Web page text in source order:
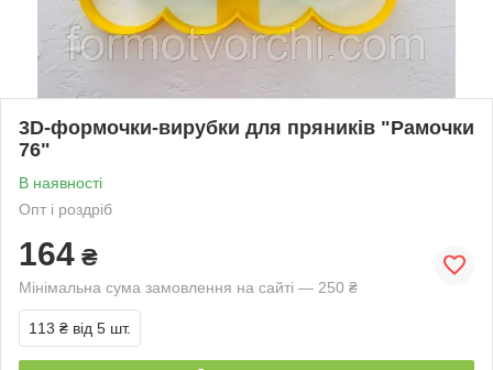
3D-формочки-вирубки для пряників "Рамочки
76"
В наявності
Опт і роздріб
164 ₴
Мінімальна сума замовлення на сайті — 250 ₴
113 ₴ від 5 шт.